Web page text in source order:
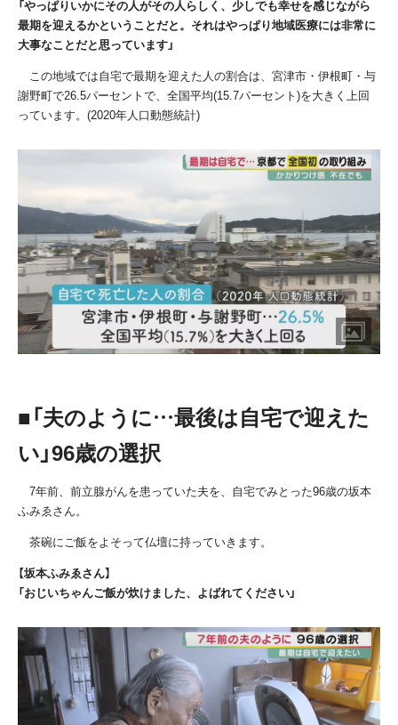
「やっぱりいかにその人がその人らしく、少しでも幸せを感じながら
最期を迎えるかということだと。それはやっぱり地域医療には非常に
大事なことだと思っています」
この地域では自宅で最期を迎えた人の割合は、宮津市・伊根町・与
謝野町で26.5パーセントで、全国平均(15.7パーセント)を大きく上回
っています。 (2020年人口動態統計)
■「夫のように…最後は自宅で迎えた
い」96歳の選択
7年前、前立腺がんを患っていた夫を、自宅でみとった96歳の坂本
ふみゑさん。
茶碗にご飯をよそって仏壇に持っていきます。
【坂本ふみゑさん】
「おじいちゃんご飯が炊けました、よばれてください」